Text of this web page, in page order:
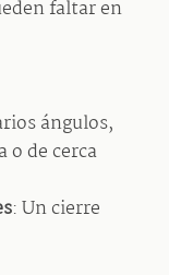
faltar en
ángulos,
o de cerca
: Un cierre